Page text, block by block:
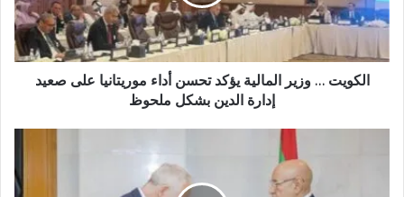
الكويت … وزير المالية يؤكد تحسن أداء موريتانيا على صعيد
إدارة الدين بشكل ملحوظ